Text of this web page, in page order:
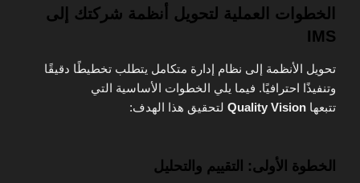
الخطوات العملية لتحويل أنظمة شركتك إلى
IMS
تحويل الأنظمة إلى نظام إدارة متكامل يتطلب تخطيطًا دقيقًا
وتنفيذًا احترافيًا. فيما يلي الخطوات الأساسية التي
تتبعها Quality Vision لتحقيق هذا الهدف:
الخطوة الأولى: التقييم والتحليل